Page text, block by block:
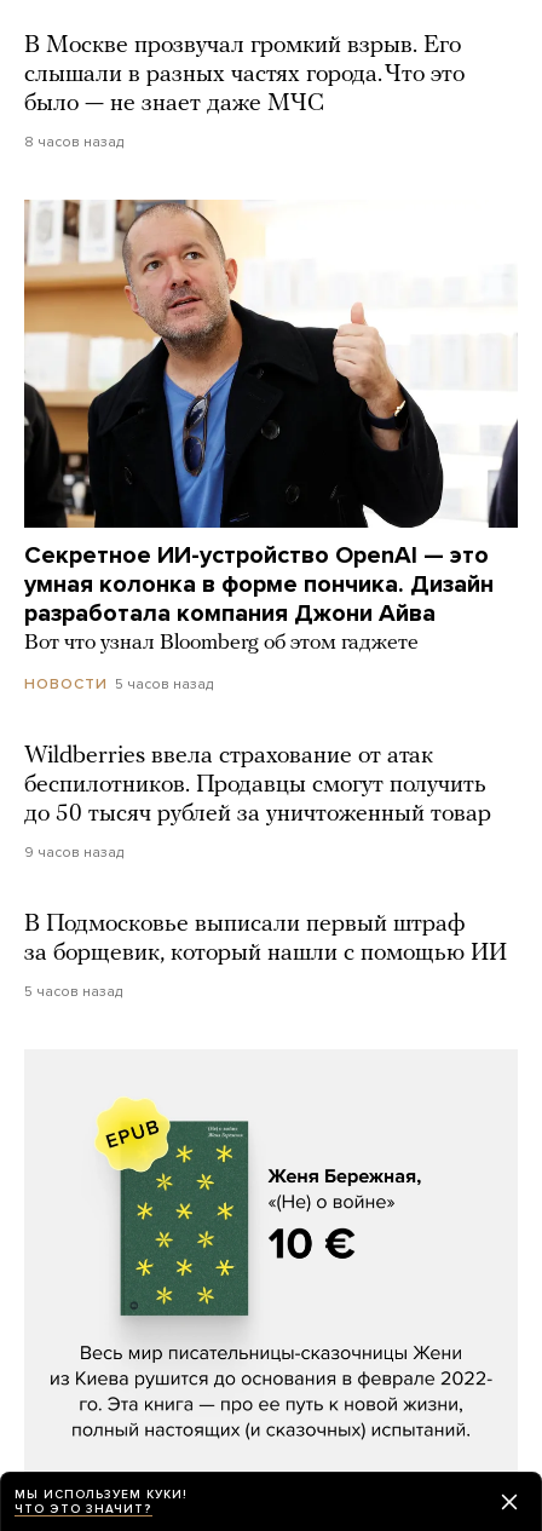
В Москве прозвучал громкий взрыв. Его
слышали в разных частях города. Что это
было — не знает даже МЧС
8 часов назад
Секретное ИИ-устройство OpenAI — это
умная колонка в форме пончика. Дизайн
разработала компания Джони Айва
Вот что узнал Bloomberg об этом гаджете
НОВОСТИ 5 часов назад
Wildberries ввела страхование от атак
беспилотников. Продавцы смогут получить
до 50 тысяч рублей за уничтоженный товар
9 часов назад
В Подмосковье выписали первый штраф
за борщевик, который нашли с помощью ИИ
5 часов назад
Женя Бережная, «(Не) о войне»
МЫ ИСПОЛЬЗУЕМ КУКИ!
ЧТО ЭТО ЗНАЧИТ?